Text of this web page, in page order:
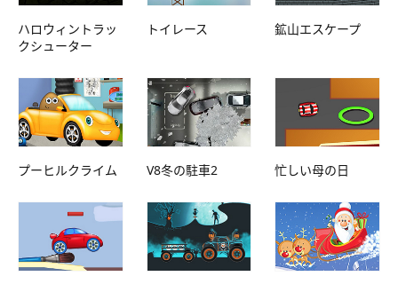
ハロウィントラッ
クシューター
トイレース 鉱山エスケープ
プーヒルクライム V8冬の駐車2 忙しい母の日